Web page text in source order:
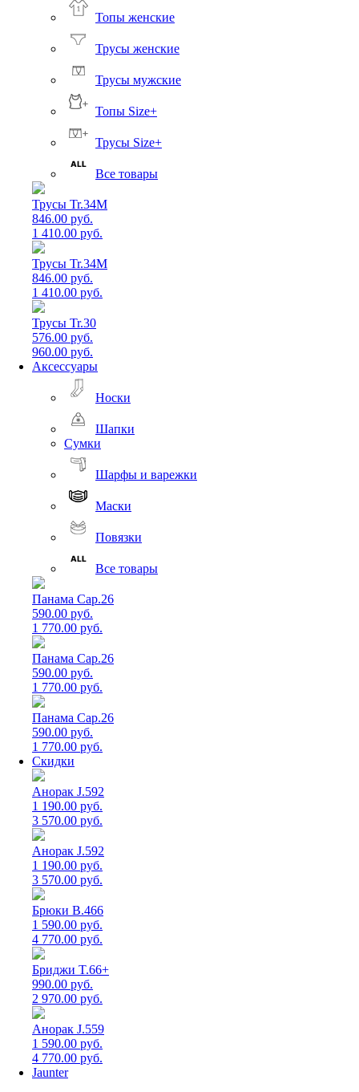
Топы женские
Трусы женские
Трусы мужские
Топы Size+
Трусы Size+
Все товары
Трусы Tr.34M
846.00 руб.
1 410.00 руб.
Трусы Tr.34M
846.00 руб.
1 410.00 руб.
Трусы Tr.30
576.00 руб.
960.00 руб.
Аксессуары
Носки
Шапки
Сумки
Шарфы и варежки
Маски
Повязки
Все товары
Панама Cap.26
590.00 руб.
1 770.00 руб.
Панама Cap.26
590.00 руб.
1 770.00 руб.
Панама Cap.26
590.00 руб.
1 770.00 руб.
Скидки
Анорак J.592
1 190.00 руб.
3 570.00 руб.
Анорак J.592
1 190.00 руб.
3 570.00 руб.
Брюки B.466
1 590.00 руб.
4 770.00 руб.
Бриджи T.66+
990.00 руб.
2 970.00 руб.
Анорак J.559
1 590.00 руб.
4 770.00 руб.
Jaunter